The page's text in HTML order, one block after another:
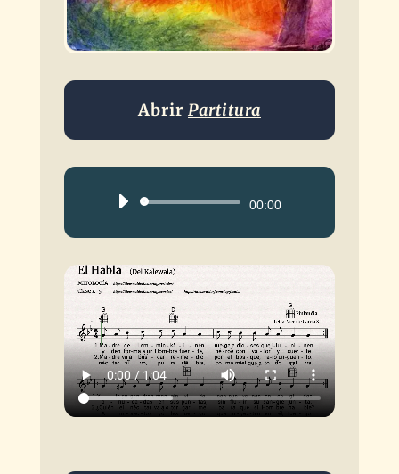
Abrir Partitura
Reproductor00:00